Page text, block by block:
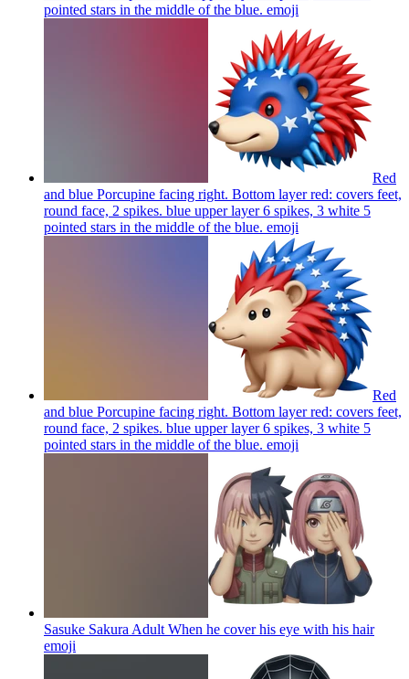
pointed stars in the middle of the blue. emoji
Red
and blue Porcupine facing right. Bottom layer red: covers feet,
round face, 2 spikes. blue upper layer 6 spikes, 3 white 5
pointed stars in the middle of the blue. emoji
Red
and blue Porcupine facing right. Bottom layer red: covers feet,
round face, 2 spikes. blue upper layer 6 spikes, 3 white 5
pointed stars in the middle of the blue. emoji
Sasuke Sakura Adult When he cover his eye with his hair
emoji